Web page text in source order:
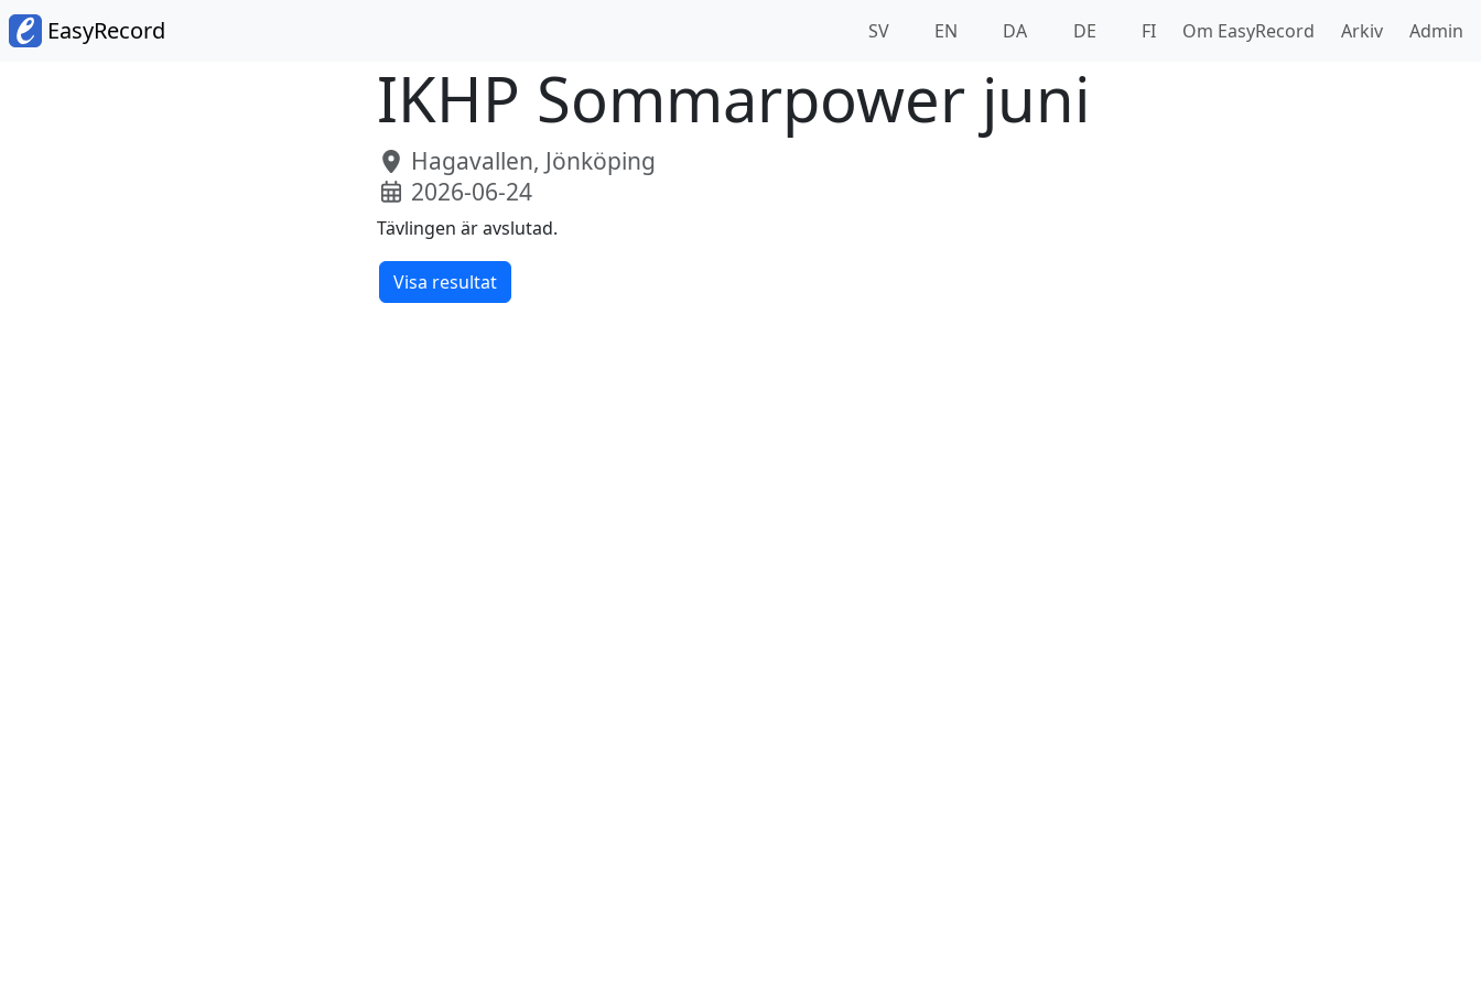
EasyRecord SV EN DA DE FI Om EasyRecord Arkiv Admin
IKHP Sommarpower juni
Hagavallen, Jönköping
2026-06-24
Tävlingen är avslutad.
Visa resultat